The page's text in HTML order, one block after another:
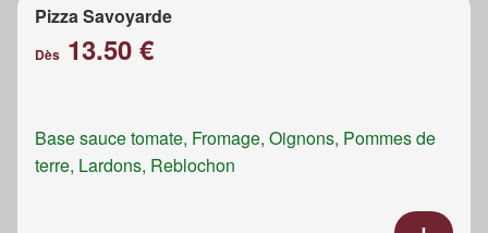
Pizza Savoyarde
Dès 13.50 €
Base sauce tomate, Fromage, Oignons, Pommes de
terre, Lardons, Reblochon